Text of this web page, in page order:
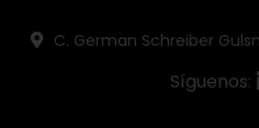
C. German Schreiber
Síguenos: